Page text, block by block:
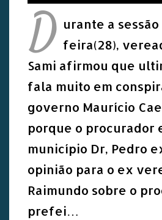
D urante a
feira(28),
Sami afirmou que
fala muito em
governo Maurício
porque o procurador
município Dr, Pedro
opinião para o ex
Raimundo sobre o
prefei…